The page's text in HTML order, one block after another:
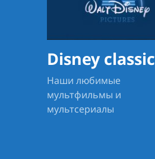
Disney classic
Наши любимые
мультфильмы и
мультсериалы